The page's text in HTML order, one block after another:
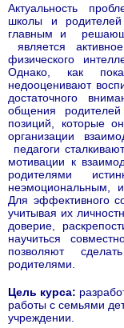
Актуальность
школы и
главным и
является
физического
Однако, как
недооценивают
достаточного
общения
позиций, которые
организации
педагоги
мотивации к
родителями
неэмоциональным,
Для эффективного
учитывая их
доверие,
научиться
позволяют
родителями.
Цель курса:
работы с семьями
учреждении.